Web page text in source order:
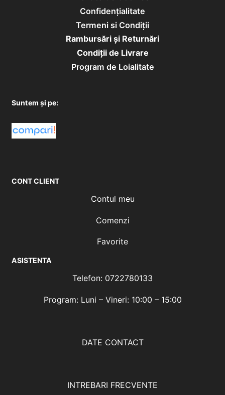
Confidențialitate
Termeni si Condiții
Rambursări și Returnări
Condiţii de Livrare
Program de Loialitate
Suntem și pe:
CONT CLIENT
Contul meu
Comenzi
Favorite
ASISTENTA
Telefon: 0722780133
Program: Luni – Vineri: 10:00 – 15:00
DATE CONTACT
INTREBARI FRECVENTE